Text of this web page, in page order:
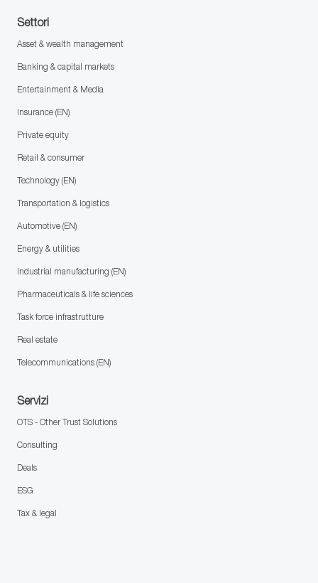
Settori
Asset & wealth management
Banking & capital markets
Entertainment & Media
Insurance (EN)
Private equity
Retail & consumer
Technology (EN)
Transportation & logistics
Automotive (EN)
Energy & utilities
Industrial manufacturing (EN)
Pharmaceuticals & life sciences
Task force infrastrutture
Real estate
Telecommunications (EN)
Servizi
OTS - Other Trust Solutions
Consulting
Deals
ESG
Tax & legal